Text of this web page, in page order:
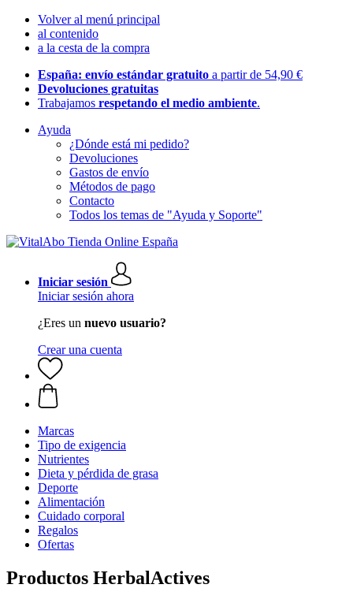
Volver al menú principal
al contenido
a la cesta de la compra
España: envío estándar gratuito a partir de 54,90 €
Devoluciones gratuitas
Trabajamos respetando el medio ambiente.
Ayuda
¿Dónde está mi pedido?
Devoluciones
Gastos de envío
Métodos de pago
Contacto
Todos los temas de "Ayuda y Soporte"
Iniciar sesión
Iniciar sesión ahora
¿Eres un nuevo usuario?
Crear una cuenta
Marcas
Tipo de exigencia
Nutrientes
Dieta y pérdida de grasa
Deporte
Alimentación
Cuidado corporal
Regalos
Ofertas
Productos HerbalActives